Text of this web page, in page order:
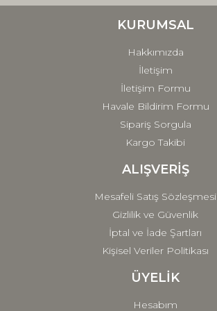
Ürün fiyatı diğer sitelerden daha pahalı.
Gönder
KURUMSAL
Hakkımızda
İletişim
İletişim Formu
Havale Bildirim Formu
Sipariş Sorgula
Kargo Takibi
ALIŞVERİŞ
Mesafeli Satış Sözleşmesi
Gizlilik ve Güvenlik
İptal ve İade Şartları
Kişisel Veriler Politikası
ÜYELİK
Hesabım